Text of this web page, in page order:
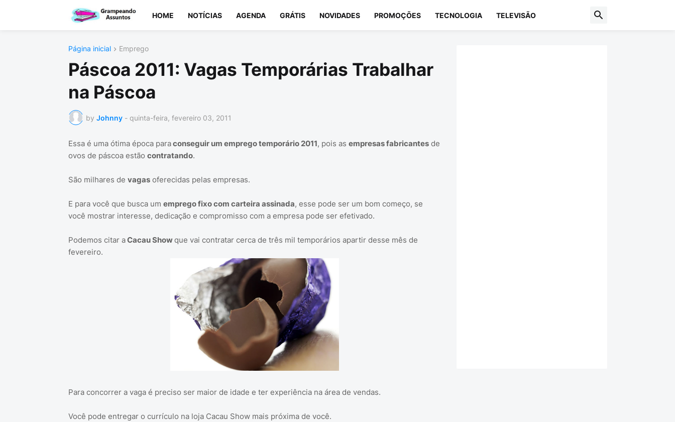
HOME NOTÍCIAS AGENDA GRÁTIS NOVIDADES PROMOÇÕES TECNOLOGIA TELEVISÃO
Página inicial Emprego
Páscoa 2011: Vagas Temporárias Trabalhar
na Páscoa
by Johnny - quinta-feira, fevereiro 03, 2011
Essa é uma ótima época paraconseguir um emprego temporário 2011, pois as empresas fabricantesde
ovos de páscoa estão contratando.
São milhares de vagasoferecidas pelas empresas.
E para você que busca um emprego fixo com carteira assinada, esse pode ser um bom começo, se
você mostrar interesse, dedicação e compromisso com a empresa pode ser efetivado.
Podemos citar aCacau Showque vai contratar cerca de três mil temporários apartir desse mês de
fevereiro.
Para concorrer a vaga é preciso ser maior de idade e ter experiência na área de vendas.
Você pode entregar o currículo na loja Cacau Show mais próxima de você.